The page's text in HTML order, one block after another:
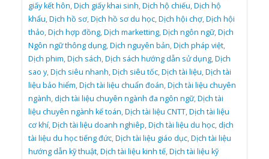
giấy kết hôn,Dịch giấy khai sinh,Dịch hộ chiếu,Dịch hộ
khẩu,Dịch hồ sơ,Dịch hồ sơ du học,Dịch hội chợ,Dịch hội
thảo,Dịch hợp đồng,Dịch marketting,Dịch ngôn ngữ,Dịch
Ngôn ngữ thông dụng,Dịch nguyên bản,Dịch pháp việt,
Dịch phim,Dịch sách,Dịch sách hướng dẫn sử dụng,Dịch
sao y,Dịch siêu nhanh,Dịch siêu tốc,Dịch tài liệu,Dịch tài
liệu bảo hiểm,Dịch tài liệu chuẩn đoán,Dịch tài liệu chuyên
ngành,dịch tài liệu chuyên ngành đa ngôn ngữ,Dịch tài
liệu chuyên ngành kế toán,Dịch tài liệu CNTT,Dịch tài liệu
cơ khí,Dịch tài liệu doanh nghiêp,Dịch tài liệu du học,dịch
tài liệu du học tiếng đức,Dịch tài liệu giáo dục,Dịch tài liệu
hướng dẫn kỹ thuật,Dịch tài liệu kinh tế,Dịch tài liệu kỹ